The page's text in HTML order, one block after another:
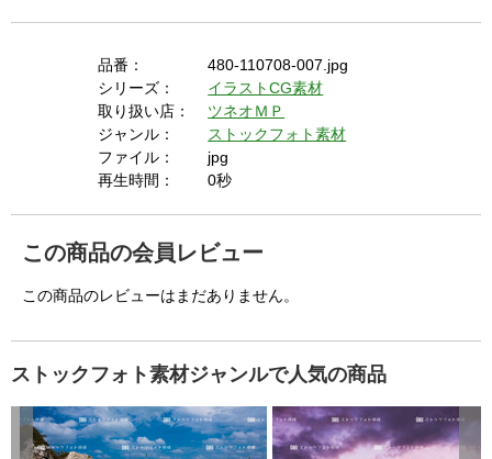
品番：
480-110708-007.jpg
シリーズ：
イラストCG素材
取り扱い店：
ツネオＭＰ
ジャンル：
ストックフォト素材
ファイル：
jpg
再生時間：
0秒
この商品の会員レビュー
この商品のレビューはまだありません。
ストックフォト素材ジャンルで人気の商品